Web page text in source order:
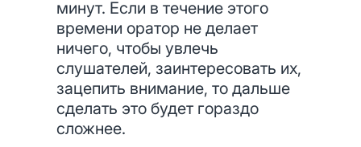
минут. Если в течение этого
времени оратор не делает
ничего, чтобы увлечь
слушателей, заинтересовать их,
зацепить внимание, то дальше
сделать это будет гораздо
сложнее.